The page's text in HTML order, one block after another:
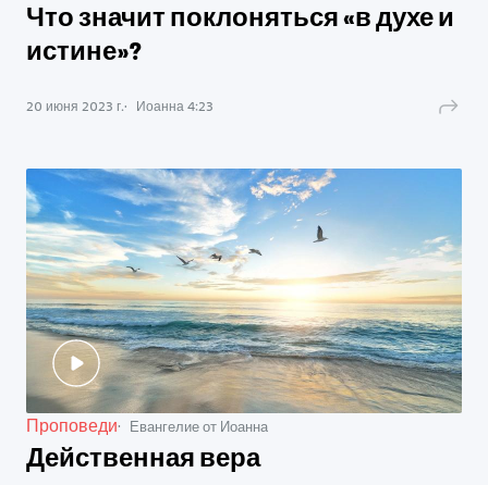
Что значит поклоняться «в духе и
истине»?
20 июня 2023 г. Иоанна 4:23
Проповеди Евангелие от Иоанна
Действенная вера